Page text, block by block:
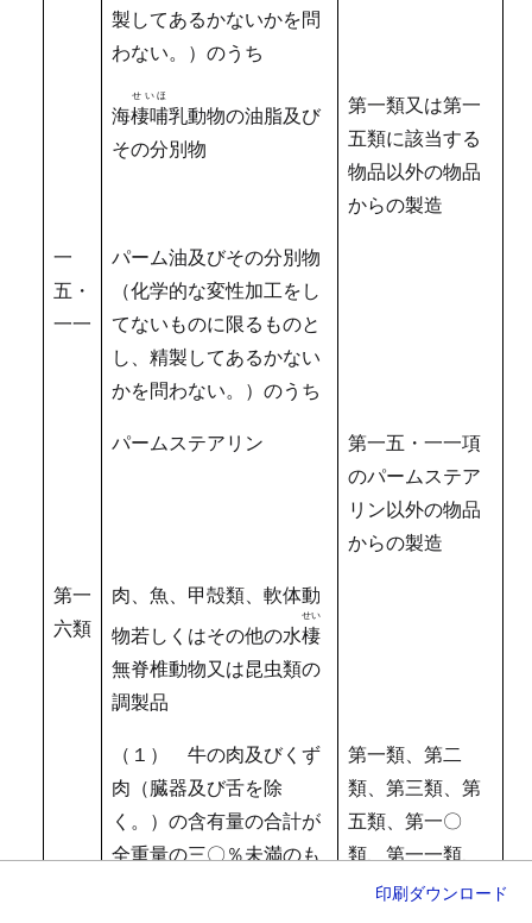
製してあるかないかを問
わない。）のうち
海棲哺
せいほ
乳動物の油脂及び
その分別物
第一類又は第一
五類に該当する
物品以外の物品
からの製造
一
五・
一一
パーム油及びその分別物
（化学的な変性加工をし
てないものに限るものと
し、精製してあるかない
かを問わない。）のうち
パームステアリン
第一五・一一項
のパームステア
リン以外の物品
からの製造
第一
六類
肉、魚、甲殻類、軟体動
物若しくはその他の水棲
せい
無脊椎動物又は昆虫類の
調製品
（１） 牛の肉及びくず
肉（臓器及び舌を除
く。）の含有量の合計が
全重量の三〇％未満のも
第一類、第二
類、第三類、第
五類、第一〇
類、第一一類、
第一六類又は第
印刷ダウンロード